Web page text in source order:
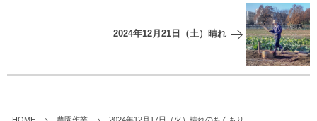
2024年12月21日（土）晴れ
HOME 農園作業 2024年12月17日（火）晴れのちくもり